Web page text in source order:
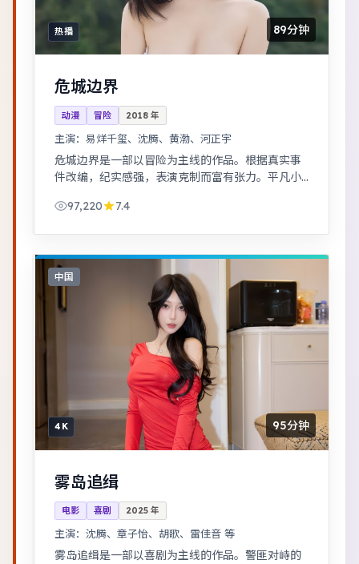
热播 89分钟
危城边界
动漫 冒险 2018 年
主演： 易烊千玺、沈腾、黄渤、河正宇
危城边界是一部以冒险为主线的作品。根据真实事
件改编，纪实感强，表演克制而富有张力。平凡小
解。97,220 7.4
中国
4K 95分钟
雾岛追缉
电影 喜剧 2025 年
主演： 沈腾、章子怡、胡歌、雷佳音 等
雾岛追缉是一部以喜剧为主线的作品。警匪对峙的